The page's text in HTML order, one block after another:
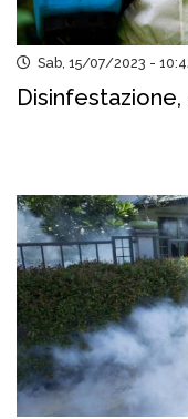
Sab, 15/07/2023 -